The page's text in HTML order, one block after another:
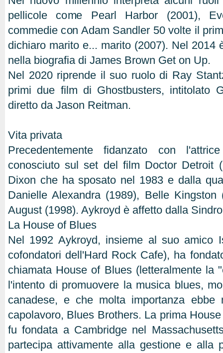
pellicole come Pearl Harbor (2001),
commedie con Adam Sandler 50 volte il
dichiaro marito e... marito (2007). Nel 2014
nella biografia di James Brown Get on Up.
Nel 2020 riprende il suo ruolo di Ray
primi due film di Ghostbusters, intitolato
diretto da Jason Reitman.
Vita privata
Precedentemente fidanzato con
conosciuto sul set del film Doctor Detroit
Dixon che ha sposato nel 1983 e dalla
Danielle Alexandra (1989), Belle
August (1998). Aykroyd è affetto dalla
La House of Blues
Nel 1992 Aykroyd, insieme al suo amico
cofondatori dell'Hard Rock Cafe), ha
chiamata House of Blues (letteralmente la
l'intento di promuovere la musica blues,
canadese, e che molta importanza ebbe
capolavoro, Blues Brothers. La prima
fu fondata a Cambridge nel
partecipa attivamente alla gestione e alla